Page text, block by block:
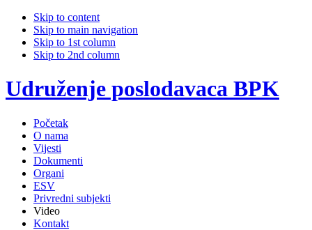
Skip to content
Skip to main navigation
Skip to 1st column
Skip to 2nd column
Udruženje poslodavaca BPK
Početak
O nama
Vijesti
Dokumenti
Organi
ESV
Privredni subjekti
Video
Kontakt